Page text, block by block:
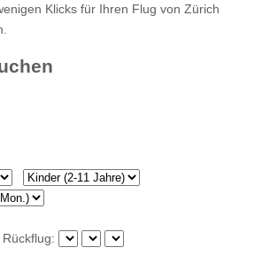
Klicks für Ihren Flug von Zürich
.
Rückflug: